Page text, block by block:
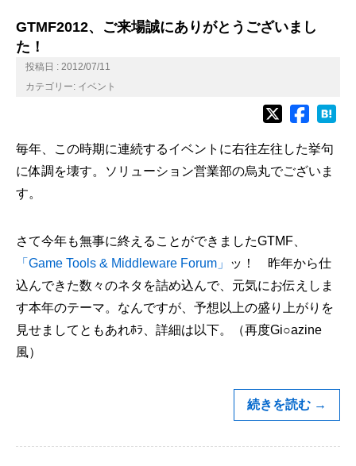
GTMF2012、ご来場誠にありがとうございまし
た！
投稿日 : 2012/07/11
カテゴリー: イベント
毎年、この時期に連続するイベントに右往左往した挙句
に体調を壊す。ソリューション営業部の烏丸でございま
す。
さて今年も無事に終えることができましたGTMF、
「Game Tools & Middleware Forum」
ッ！ 昨年から仕
込んできた数々のネタを詰め込んで、元気にお伝えしま
す本年のテーマ。なんですが、予想以上の盛り上がりを
見せましてともあれﾎﾗ、詳細は以下。（再度Gi○azine
風）
続きを読む →